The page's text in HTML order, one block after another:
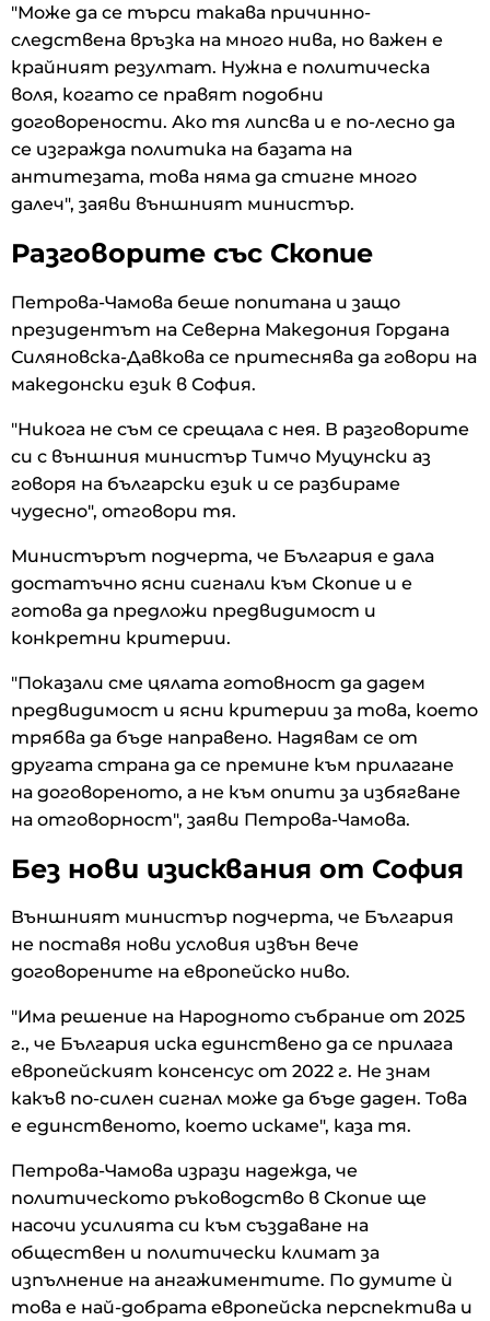
"Може да се търси такава причинно-
следствена връзка на много нива, но важен е
крайният резултат. Нужна е политическа
воля, когато се правят подобни
договорености. Ако тя липсва и е по-лесно да
се изгражда политика на базата на
антитезата, това няма да стигне много
далеч", заяви външният министър.
Разговорите със Скопие
Петрова-Чамова беше попитана и защо
президентът на Северна Македония Гордана
Силяновска-Давкова се притеснява да говори на
македонски език в София.
"Никога не съм се срещала с нея. В разговорите
си с външния министър Тимчо Муцунски аз
говоря на български език и се разбираме
чудесно", отговори тя.
Министърът подчерта, че България е дала
достатъчно ясни сигнали към Скопие и е
готова да предложи предвидимост и
конкретни критерии.
"Показали сме цялата готовност да дадем
предвидимост и ясни критерии за това, което
трябва да бъде направено. Надявам се от
другата страна да се премине към прилагане
на договореното, а не към опити за избягване
на отговорност", заяви Петрова-Чамова.
Без нови изисквания от София
Външният министър подчерта, че България
не поставя нови условия извън вече
договорените на европейско ниво.
"Има решение на Народното събрание от 2025
г., че България иска единствено да се прилага
европейският консенсус от 2022 г. Не знам
какъв по-силен сигнал може да бъде даден. Това
е единственото, което искаме", каза тя.
Петрова-Чамова изрази надежда, че
политическото ръководство в Скопие ще
насочи усилията си към създаване на
обществен и политически климат за
изпълнение на ангажиментите. По думите ѝ
това е най-добрата европейска перспектива и